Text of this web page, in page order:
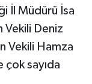
İl Müdürü İsa
Vekili Deniz
Vekili Hamza
sayıda